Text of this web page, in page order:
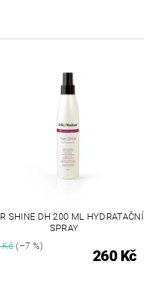
SHINE DH 200 ML HYDRATAČNÍ
SPRAY
Kč (–7 %)
260 Kč